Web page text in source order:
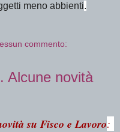
meno abbienti.
commento:
Alcune novità
su Fisco e Lavoro: